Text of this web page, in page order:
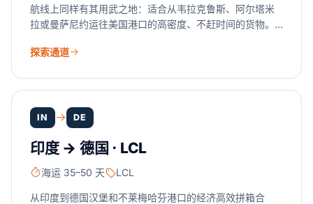
航线上同样有其用武之地：适合从韦拉克鲁斯、阿尔塔米
拉或曼萨尼约运往美国港口的高密度、不赶时间的货物。
排报价，让您用真实数字做选择。
探索通道
IN DE
印度 → 德国 · LCL
海运 35–50 天 LCL
从印度到德国汉堡和不莱梅哈芬港口的经济高效拼箱合